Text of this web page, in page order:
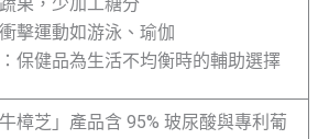
擊運動如游泳、瑜伽
保健品為生活不均衡時的輔助選擇
牛樟芝」產品含 95% 玻尿酸與專利葡